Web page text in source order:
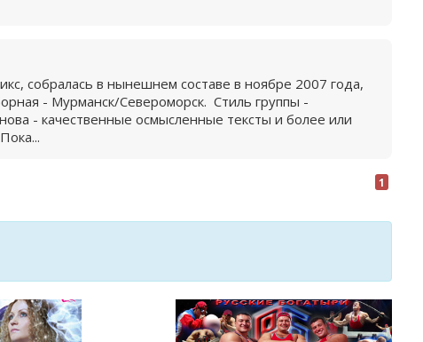
собралась в нынешнем составе в ноябре 2007 года,
- Мурманск/Североморск. Стиль группы -
- качественные осмысленные тексты и более или
1